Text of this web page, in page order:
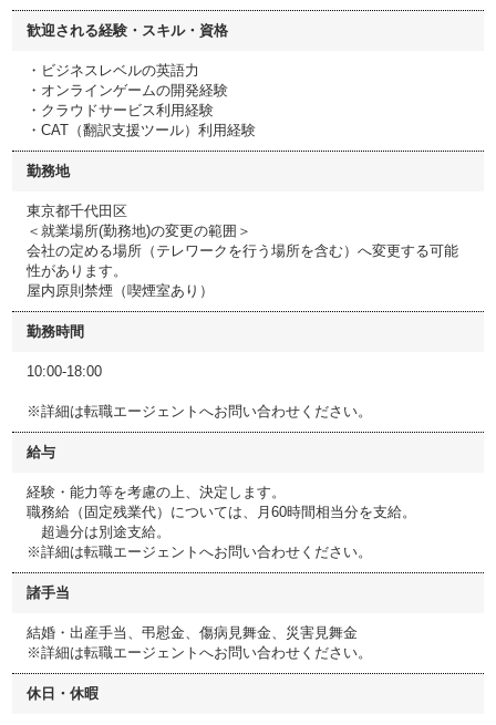
歓迎される経験・スキル・資格
・ビジネスレベルの英語力
・オンラインゲームの開発経験
・クラウドサービス利用経験
・CAT（翻訳支援ツール）利用経験
勤務地
東京都千代田区
＜就業場所(勤務地)の変更の範囲＞
会社の定める場所（テレワークを行う場所を含む）へ変更する可能
性があります。
屋内原則禁煙（喫煙室あり）
勤務時間
10:00-18:00
※詳細は転職エージェントへお問い合わせください。
給与
経験・能力等を考慮の上、決定します。
職務給（固定残業代）については、月60時間相当分を支給。
超過分は別途支給。
※詳細は転職エージェントへお問い合わせください。
諸手当
結婚・出産手当、弔慰金、傷病見舞金、災害見舞金
※詳細は転職エージェントへお問い合わせください。
休日・休暇